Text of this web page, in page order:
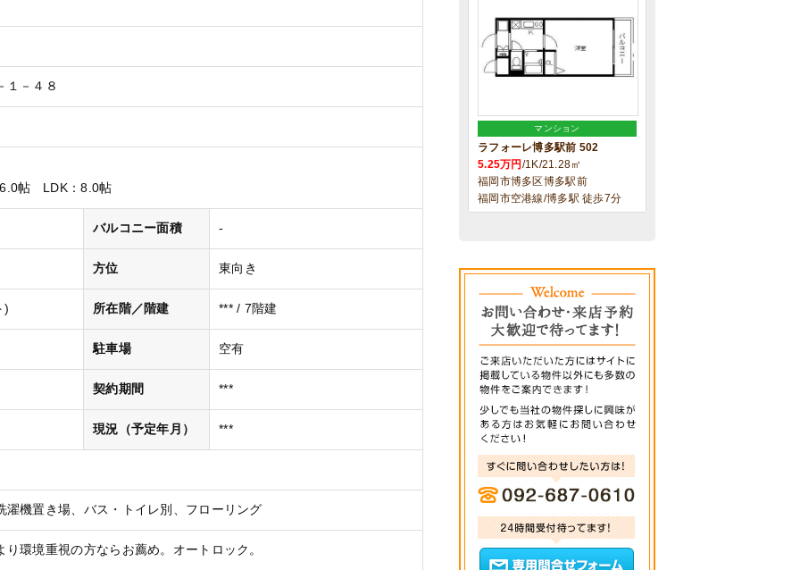
１－４８
帖 LDK：8.0帖
バルコニー面積 -
方位 東向き
) 所在階／階建 *** / 7階建
駐車場 空有
契約期間 ***
現況（予定年月） ***
濯機置き場 バス・トイレ別 フローリング
環境重視の方ならお薦め。オートロック。
マンション
ラフォーレ博多駅前 502
5.25万円/1K/21.28㎡
福岡市博多区博多駅前
福岡市空港線/博多駅 徒歩7分